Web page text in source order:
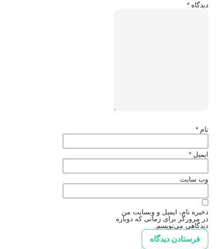
دیدگاه *
نام *
ایمیل *
وب‌ سایت
ذخیره نام، ایمیل و وبسایت من
در مرورگر برای زمانی که دوباره
دیدگاهی می‌نویسم.